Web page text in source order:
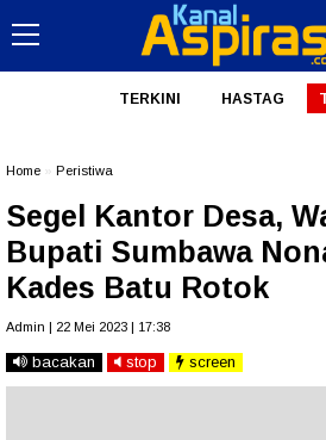
TERKINI HASTAG
Home Peristiwa
Segel Kantor Desa,
Bupati Sumbawa
Kades Batu Rotok
Admin | 22 Mei 2023 | 17:38
bacakan stop screen